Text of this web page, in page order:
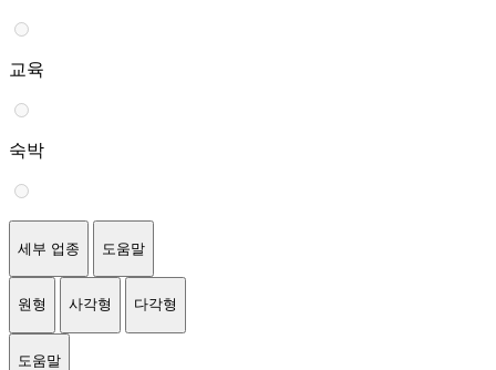
교육
숙박
세부 업종 도움말
원형 사각형 다각형
도움말